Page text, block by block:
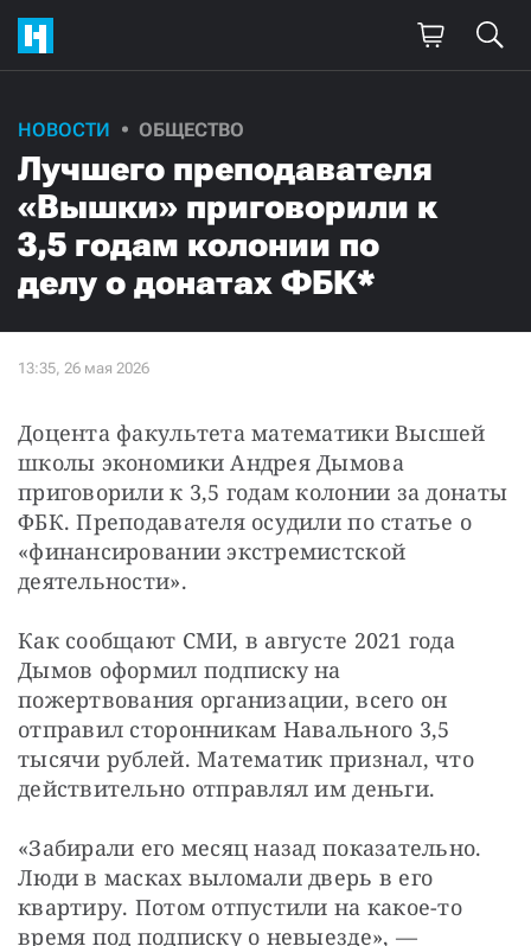
НОВОСТИ ОБЩЕСТВО
Лучшего преподавателя
«Вышки» приговорили к
3,5 годам колонии по
делу о донатах ФБК*
Доцента факультета математики Высшей
школы экономики Андрея Дымова
приговорили к 3,5 годам колонии за донаты
ФБК. Преподавателя осудили по статье о
«финансировании экстремистской
деятельности».
Как сообщают СМИ, в августе 2021 года
Дымов оформил подписку на
пожертвования организации, всего он
отправил сторонникам Навального 3,5
тысячи рублей. Математик признал, что
действительно отправлял им деньги.
«Забирали его месяц назад показательно.
Люди в масках выломали дверь в его
квартиру. Потом отпустили на какое-то
время под подписку о невыезде», —